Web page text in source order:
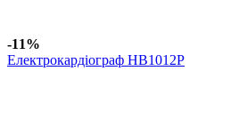
-11%
Електрокардіограф HB1012P